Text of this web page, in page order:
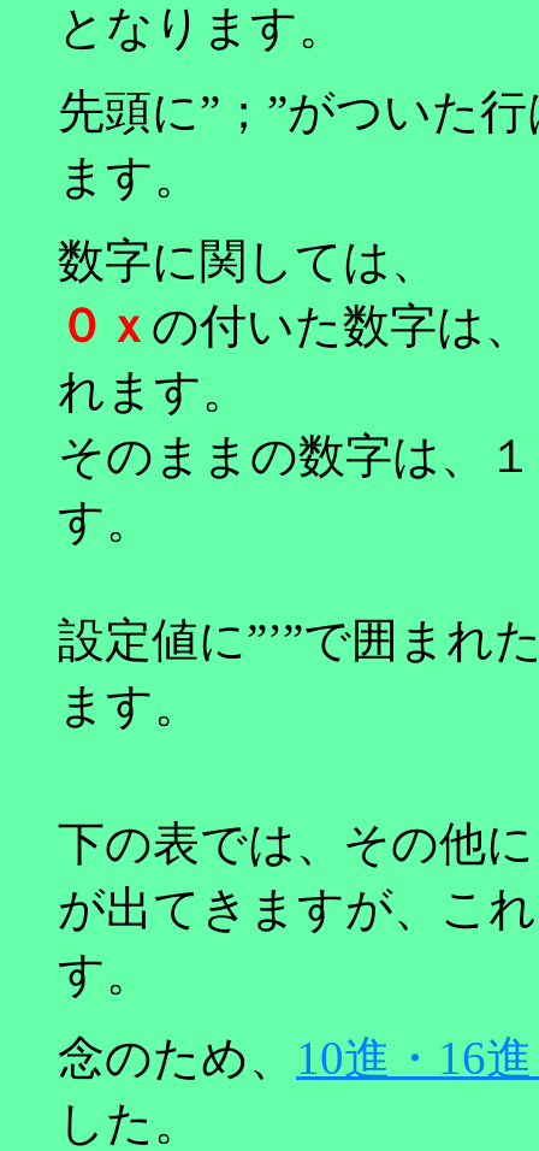
となります。
先頭に”；”がついた
ます。
数字に関しては、
０ｘ の付いた数字は
れます。
そのままの数字は、
す。
設定値に”’”で囲まれ
ます。
下の表では、その他
が出てきますが、こ
す。
念のため、 10進・16
した。